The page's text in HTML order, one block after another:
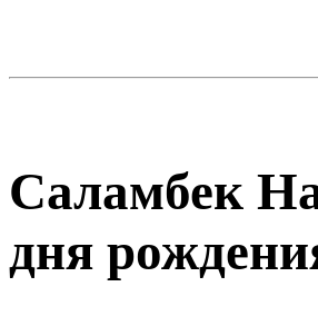
Саламбек
дня